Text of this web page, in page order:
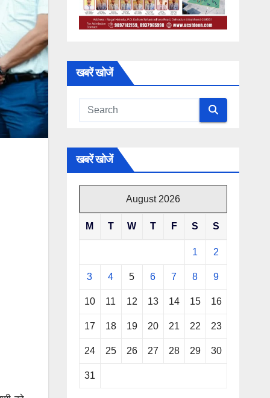
खबरें खोजें
खबरें खोजें
August 2026
M T W T F S S
1 2
3 4 5 6 7 8 9
10 11 12 13 14 15 16
17 18 19 20 21 22 23
24 25 26 27 28 29 30
31